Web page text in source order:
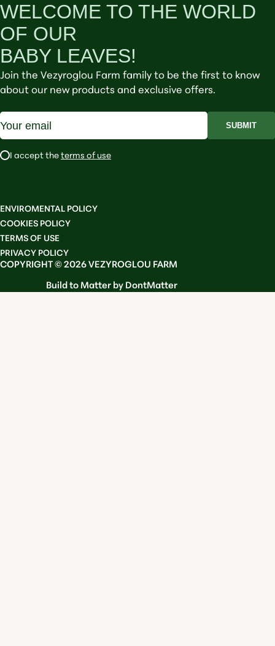
WELCOME TO THE WORLD
OF OUR
BABY LEAVES!
Join the Vezyroglou Farm family to be the first to know
about our new products and exclusive offers.
SUBMIT
I accept theterms of use
ENVIROMENTAL POLICY
COOKIES POLICY
TERMS OF USE
PRIVACY POLICY
COPYRIGHT © 2026 VEZYROGLOU FARM
Build to Matter by DontMatter